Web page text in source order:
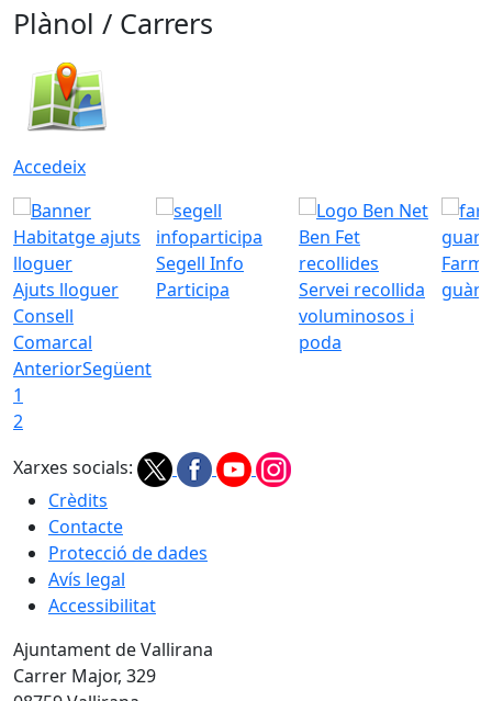
Plànol / Carrers
Accedeix
Ajuts lloguer
Consell
Comarcal
Segell Info
Participa
Servei recollida
voluminosos i
poda
AnteriorSegüent
1
2
Xarxes socials:
Crèdits
Contacte
Protecció de dades
Avís legal
Accessibilitat
Ajuntament de Vallirana
Carrer Major, 329